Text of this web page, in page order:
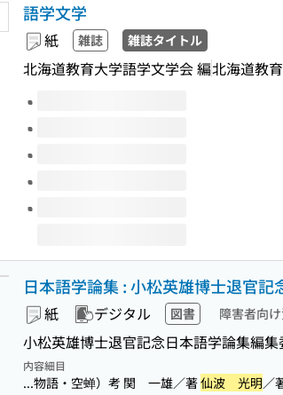
語学文学
紙 雑誌 雑誌タイトル
北海道教育大学語学文学会 編北海道教
このタイトルの巻号
日本語学論集 : 小松英雄博士退官記
紙 デジタル 図書 障害者向
小松英雄博士退官記念日本語学論集編集
内容細目
...物語・空蝉）考 関 一雄／著仙波 光明／